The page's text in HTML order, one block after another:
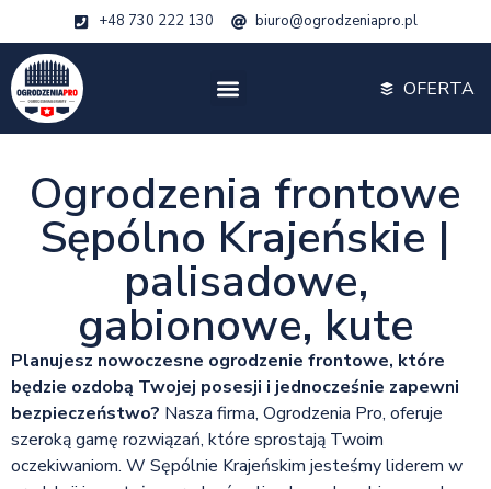
+48 730 222 130 biuro@ogrodzeniapro.pl
OFERTA
Ogrodzenia frontowe
Sępólno Krajeńskie |
palisadowe,
gabionowe, kute
Planujesz nowoczesne ogrodzenie frontowe, które
będzie ozdobą Twojej posesji i jednocześnie zapewni
bezpieczeństwo? Nasza firma, Ogrodzenia Pro, oferuje
szeroką gamę rozwiązań, które sprostają Twoim
oczekiwaniom. W Sępólnie Krajeńskim jesteśmy liderem w